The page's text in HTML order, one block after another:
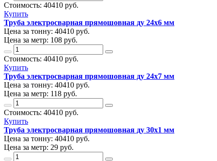
Стоимость: 40410 руб.
Купить
Труба электросварная прямошовная ду 24х6 мм
Цена за тонну: 40410 руб.
Цена за метр: 108 руб.
Стоимость: 40410 руб.
Купить
Труба электросварная прямошовная ду 24х7 мм
Цена за тонну: 40410 руб.
Цена за метр: 118 руб.
Стоимость: 40410 руб.
Купить
Труба электросварная прямошовная ду 30х1 мм
Цена за тонну: 40410 руб.
Цена за метр: 29 руб.